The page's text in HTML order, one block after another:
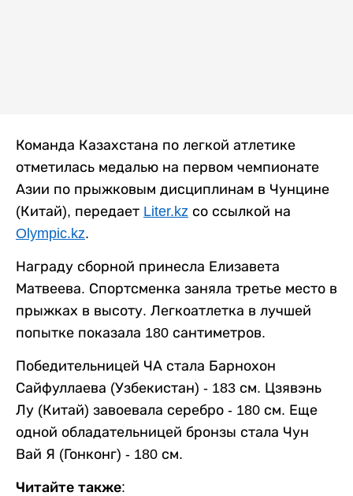
Команда Казахстана по легкой атлетике
отметилась медалью на первом чемпионате
Азии по прыжковым дисциплинам в Чунцине
(Китай), передает Liter.kz со ссылкой на
Olympic.kz.
Награду сборной принесла Елизавета
Матвеева. Спортсменка заняла третье место в
прыжках в высоту. Легкоатлетка в лучшей
попытке показала 180 сантиметров.
Победительницей ЧА стала Барнохон
Сайфуллаева (Узбекистан) - 183 см. Цзявэнь
Лу (Китай) завоевала серебро - 180 см. Еще
одной обладательницей бронзы стала Чун
Вай Я (Гонконг) - 180 см.
Читайте также: